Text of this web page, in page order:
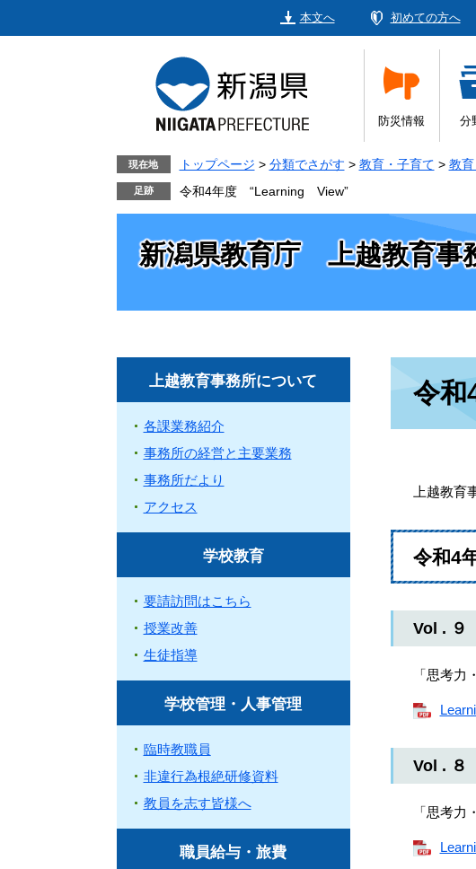
本文へ 初めての方へ
防災情報 分
現在地 トップページ > 分類でさがす > 教育・子育て > 教
令和4年度 “Learning View”
新潟県教育庁 上越教育事
令
上越教育
令和4
Vol . ９
「思考力
Vol . ８
「思考力
上越教育事務所について
各課業務紹介
事務所の経営と主要業務
事務所だより
アクセス
学校教育
要請訪問はこちら
授業改善
生徒指導
学校管理・人事管理
臨時教職員
非違行為根絶研修資料
教員を志す皆様へ
職員給与・旅費